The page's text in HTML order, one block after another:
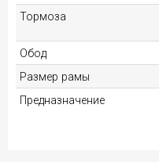
Тормоза
Обод
Размер рамы
Предназначение